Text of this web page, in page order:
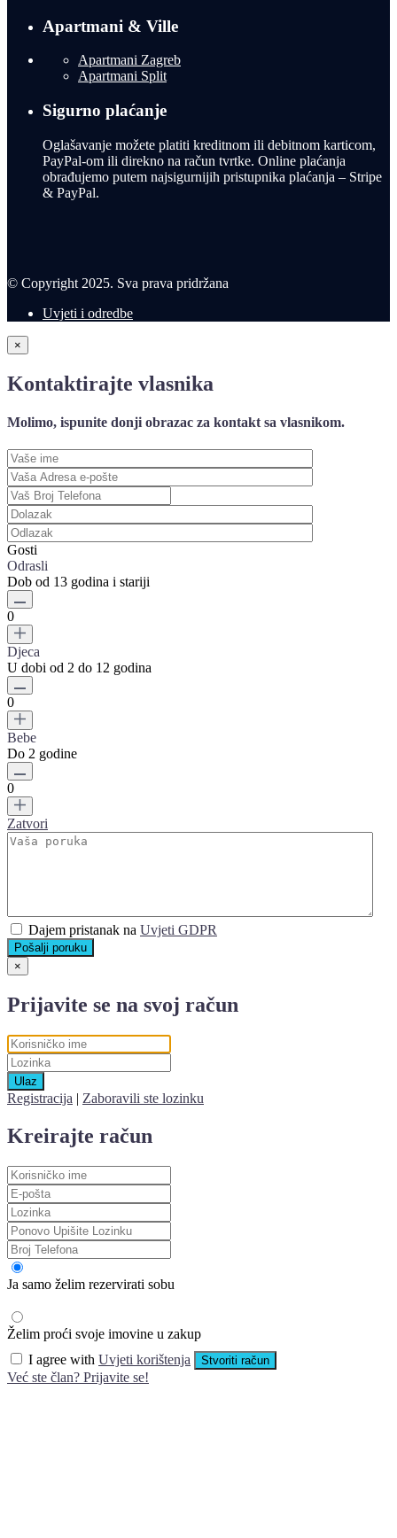
Apartmani & Ville
Apartmani Zagreb
Apartmani Split
Sigurno plaćanje
Oglašavanje možete platiti kreditnom ili debitnom karticom,
PayPal-om ili direkno na račun tvrtke. Online plaćanja
obrađujemo putem najsigurnijih pristupnika plaćanja – Stripe
& PayPal.
© Copyright 2025. Sva prava pridržana
Uvjeti i odredbe
×
Kontaktirajte vlasnika
Molimo, ispunite donji obrazac za kontakt sa vlasnikom.
Gosti
Odrasli
Dob od 13 godina i stariji
0
Djeca
U dobi od 2 do 12 godina
0
Bebe
Do 2 godine
0
Zatvori
Dajem pristanak na Uvjeti GDPR
Pošalji poruku
×
Prijavite se na svoj račun
Ulaz
Registracija | Zaboravili ste lozinku
Kreirajte račun
Ja samo želim rezervirati sobu
Želim proći svoje imovine u zakup
I agree with Uvjeti korištenja Stvoriti račun
Već ste član? Prijavite se!